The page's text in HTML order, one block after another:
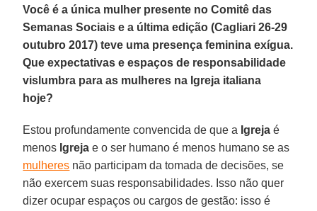
Você é a única mulher presente no Comitê das
Semanas Sociais e a última edição (Cagliari 26-29
outubro 2017) teve uma presença feminina exígua.
Que expectativas e espaços de responsabilidade
vislumbra para as mulheres na Igreja italiana
hoje?
Estou profundamente convencida de que a Igreja é
menos Igreja e o ser humano é menos humano se as
mulheres não participam da tomada de decisões, se
não exercem suas responsabilidades. Isso não quer
dizer ocupar espaços ou cargos de gestão: isso é